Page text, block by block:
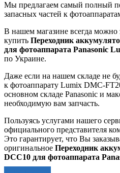
Мы предлагаем самый полный
запасных частей к
В нашем магазине всегда можно
купить Переходник
для фотоаппарата Panasonic
по Украине.
Даже если на нашем складе не
к фотоаппарату Lumix DMC-
основном складе Panasonic и
необходимую вам запчасть.
Пользуясь услугами нашего
официального представителя
Это гарантирует, что Вы
оригинальное Переходник
DCC10 для фотоаппарата